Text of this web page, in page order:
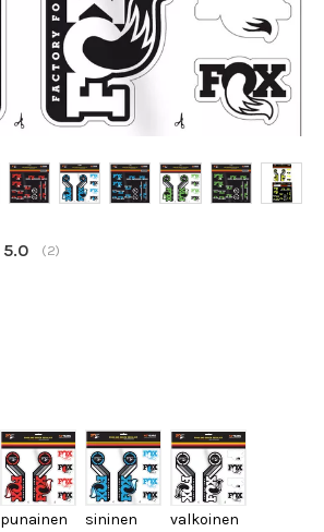
Keskimääräinen luokitus:
5.0 (äänet:
2)
punainen sininen valkoinen